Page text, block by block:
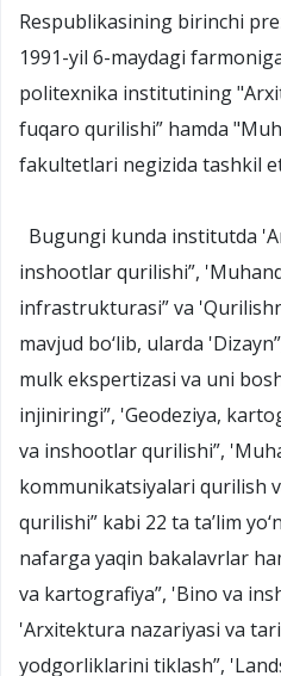
Respublikasining birinchi
1991-yil 6-maydagi
politexnika institutining
fuqaro qurilishi” hamda
fakultetlari negizida tashkil
Bugungi kunda institutda
inshootlar qurilishi”,
infrastrukturasi” va
mavjud bo‘lib, ularda
mulk ekspertizasi va uni
injiniringi”, 'Geodeziya,
va inshootlar qurilishi”,
kommunikatsiyalari qurilish
qurilishi” kabi 22 ta ta’lim
nafarga yaqin bakalavrlar
va kartografiya”, 'Bino va
'Arxitektura nazariyasi va
yodgorliklarini tiklash”,